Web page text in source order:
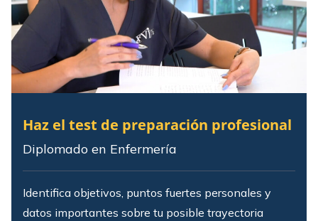
Haz el test de preparación profesional
Diplomado en Enfermería
Identifica objetivos, puntos fuertes personales y
datos importantes sobre tu posible trayectoria